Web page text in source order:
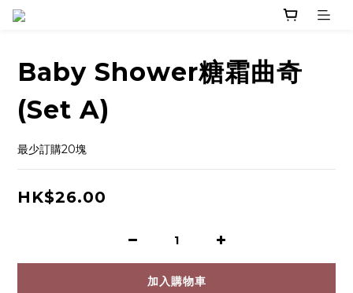
Baby Shower糖霜曲奇
(Set A)
最少訂購20塊
HK$26.00
加入購物車